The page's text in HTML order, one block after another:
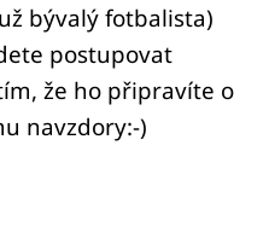
bývalý fotbalista)
postupovat
že ho připravíte o
navzdory:-)